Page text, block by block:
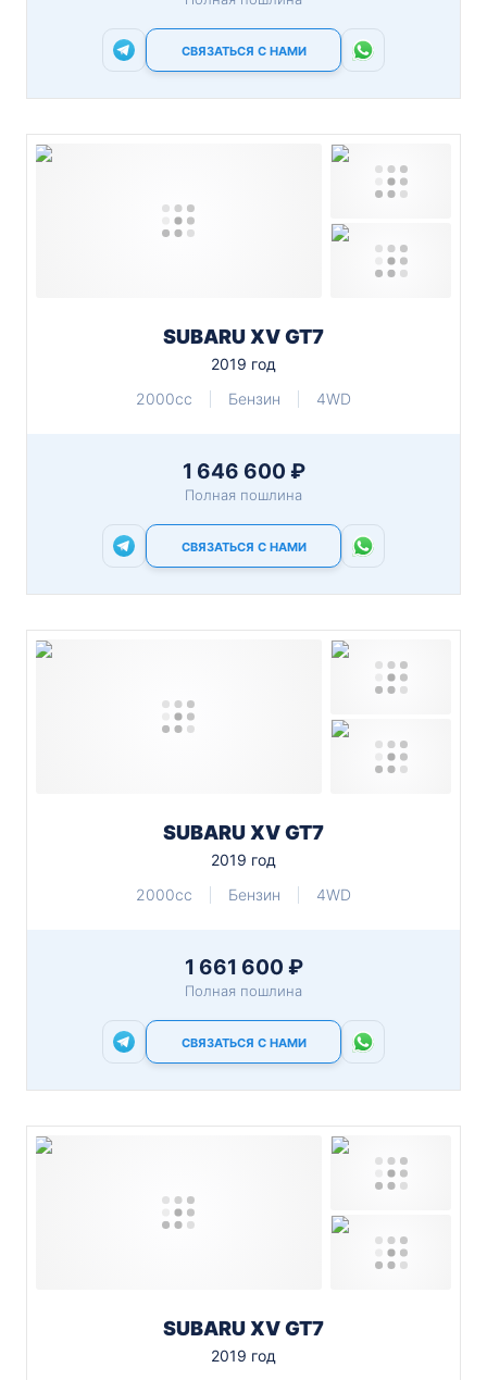
СВЯЗАТЬСЯ С НАМИ
SUBARU XV GT7
2019 год
2000cc
Бензин 4WD
1 646 600 ₽
Полная пошлина
СВЯЗАТЬСЯ С НАМИ
SUBARU XV GT7
2019 год
2000cc
Бензин 4WD
1 661 600 ₽
Полная пошлина
СВЯЗАТЬСЯ С НАМИ
SUBARU XV GT7
2019 год